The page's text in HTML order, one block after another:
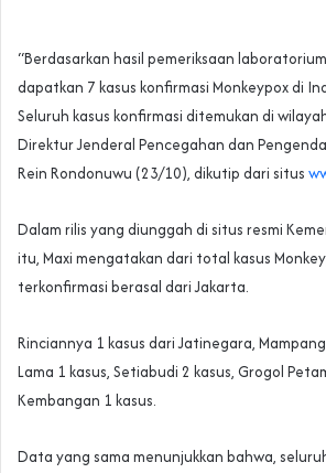
“Berdasarkan hasil pemeriksaan
dapatkan 7 kasus konfirmasi Monkeypox di
Seluruh kasus konfirmasi ditemukan di
Direktur Jenderal Pencegahan dan
Rein Rondonuwu (23/10), dikutip dari situs
Dalam rilis yang diunggah di situs resmi
itu, Maxi mengatakan dari total kasus
terkonfirmasi berasal dari Jakarta.
Rinciannya 1 kasus dari Jatinegara,
Lama 1 kasus, Setiabudi 2 kasus, Grogol
Kembangan 1 kasus.
Data yang sama menunjukkan bahwa,